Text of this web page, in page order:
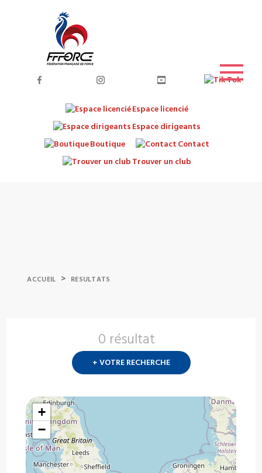
Espace licencié
Espace dirigeants
Boutique
Contact
Trouver un club
ACCUEIL > RESULTATS
0 résultat
+ VOTRE RECHERCHE
+
−